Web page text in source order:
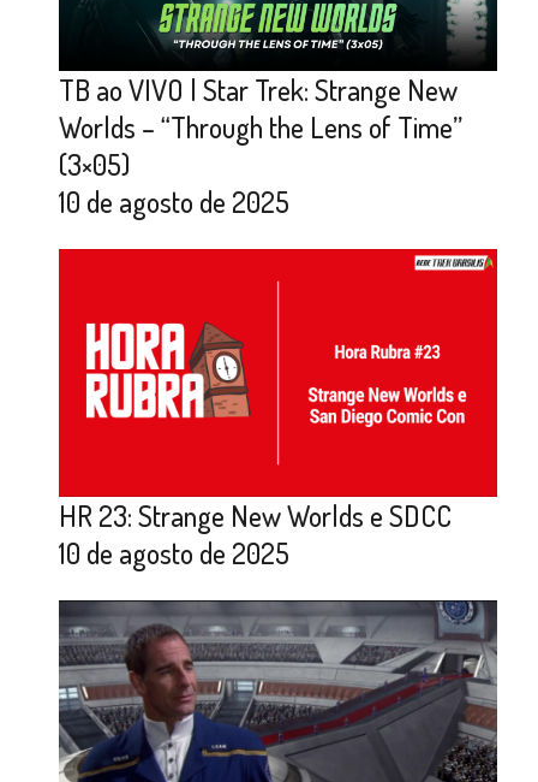
TB ao VIVO | Star Trek: Strange New
Worlds – “Through the Lens of Time”
(3×05)
10 de agosto de 2025
HR 23: Strange New Worlds e SDCC
10 de agosto de 2025